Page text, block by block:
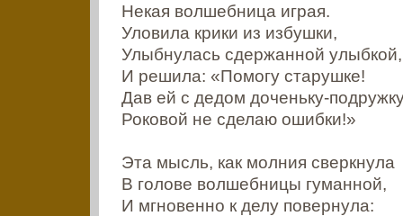
Некая волшебница играя.
Уловила крики из избушки,
Улыбнулась сдержанной улыбкой,
И решила: «Помогу старушке!
Дав ей с дедом доченьку-
Роковой не сделаю ошибки!»
Эта мысль, как молния сверкнула
В голове волшебницы гуманной,
И мгновенно к делу повернула: